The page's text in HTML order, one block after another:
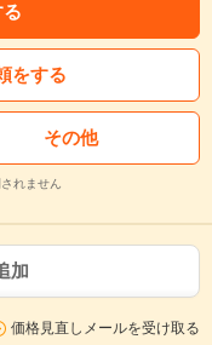
をする
その他
れません
加
価格見直しメールを受け取る